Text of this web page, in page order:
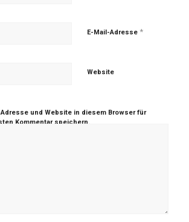
E-Mail-Adresse *
Website
Adresse und Website in diesem Browser für
Kommentar speichern.